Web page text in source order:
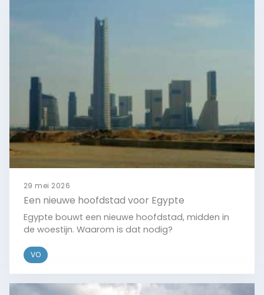
29 mei 2026
Een nieuwe hoofdstad voor Egypte
Egypte bouwt een nieuwe hoofdstad, midden in
de woestijn. Waarom is dat nodig?
VO
Bekijk